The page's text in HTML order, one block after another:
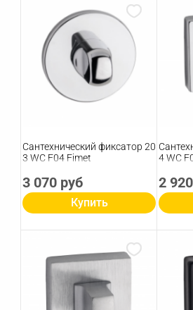
Сантехнический фиксатор 20
3 WC F04 Fimet
3 070 руб
Купить
4 WC
2